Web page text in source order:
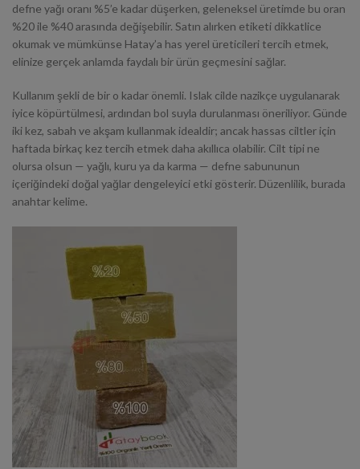
defne yağı oranı %5’e kadar düşerken, geleneksel üretimde bu oran
%20 ile %40 arasında değişebilir. Satın alırken etiketi dikkatlice
okumak ve mümkünse Hatay’a has yerel üreticileri tercih etmek,
elinize gerçek anlamda faydalı bir ürün geçmesini sağlar.
Kullanım şekli de bir o kadar önemli. Islak cilde nazikçe uygulanarak
iyice köpürtülmesi, ardından bol suyla durulanması öneriliyor. Günde
iki kez, sabah ve akşam kullanmak idealdir; ancak hassas ciltler için
haftada birkaç kez tercih etmek daha akıllıca olabilir. Cilt tipi ne
olursa olsun — yağlı, kuru ya da karma — defne sabununun
içeriğindeki doğal yağlar dengeleyici etki gösterir. Düzenlilik, burada
anahtar kelime.